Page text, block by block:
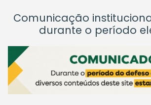
Comunicação
durante o período